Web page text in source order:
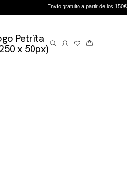
Envío gratuito a partir de los 150€